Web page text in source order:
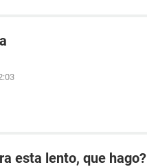
esta lento, que hago?